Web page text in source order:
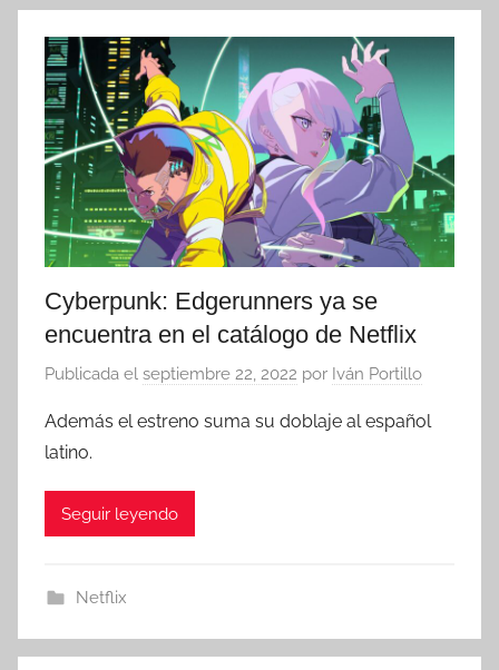
Cyberpunk: Edgerunners ya se
encuentra en el catálogo de Netflix
Publicada el septiembre 22, 2022 por Iván Portillo
Además el estreno suma su doblaje al español
latino.
Seguir leyendo
Netflix